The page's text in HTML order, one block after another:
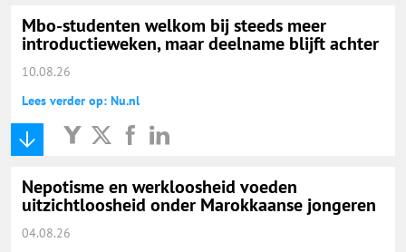
Mbo-studenten welkom bij steeds meer
introductieweken, maar deelname blijft achter
10.08.26
Lees verder op: Nu.nl
Nepotisme en werkloosheid voeden
uitzichtloosheid onder Marokkaanse jongeren
04.08.26